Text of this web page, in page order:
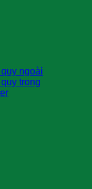
ngoài
trong